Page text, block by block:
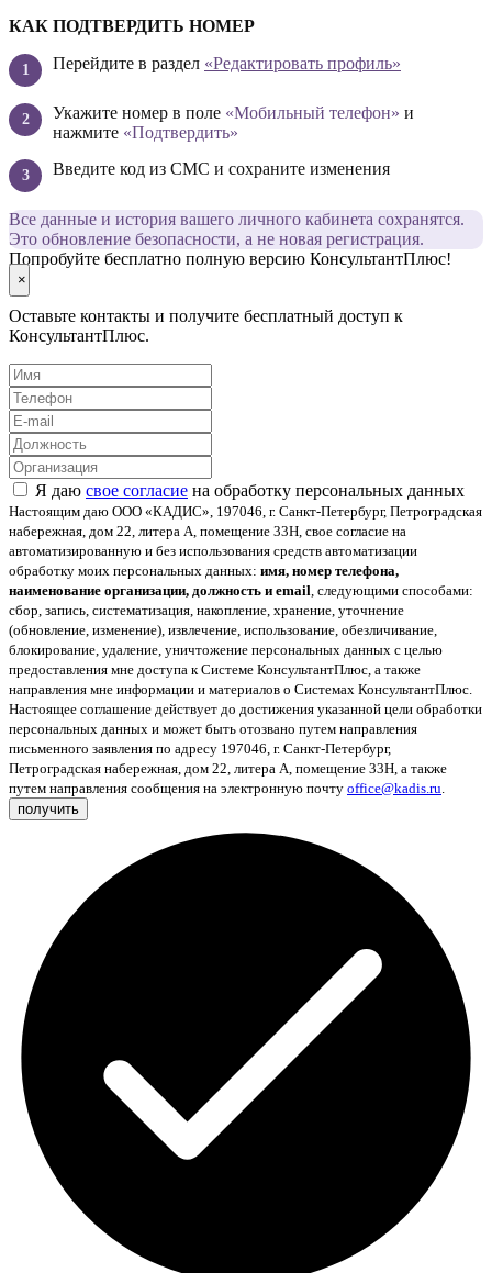
КАК ПОДТВЕРДИТЬ НОМЕР
Перейдите в раздел «Редактировать профиль»
Укажите номер в поле «Мобильный телефон» и
нажмите «Подтвердить»
Введите код из СМС и сохраните изменения
Все данные и история вашего личного кабинета сохранятся.
Это обновление безопасности, а не новая регистрация.
Попробуйте бесплатно полную версию КонсультантПлюс!
×
Оставьте контакты и получите бесплатный доступ к
КонсультантПлюс.
Я даю свое согласие на обработку персональных данных
Настоящим даю ООО «КАДИС», 197046, г. Санкт-Петербург, Петроградская
набережная, дом 22, литера А, помещение 33Н, свое согласие на
автоматизированную и без использования средств автоматизации
обработку моих персональных данных: имя, номер телефона,
наименование организации, должность и email, следующими способами:
сбор, запись, систематизация, накопление, хранение, уточнение
(обновление, изменение), извлечение, использование, обезличивание,
блокирование, удаление, уничтожение персональных данных с целью
предоставления мне доступа к Системе КонсультантПлюс, а также
направления мне информации и материалов о Системах КонсультантПлюс.
Настоящее соглашение действует до достижения указанной цели обработки
персональных данных и может быть отозвано путем направления
письменного заявления по адресу 197046, г. Санкт-Петербург,
Петроградская набережная, дом 22, литера А, помещение 33Н, а также
путем направления сообщения на электронную почту office@kadis.ru.
получить